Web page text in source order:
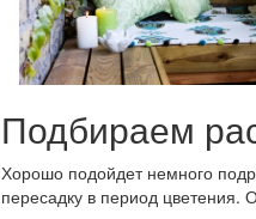
Подбираем
Хорошо подойдет немного
пересадку в период цветения.